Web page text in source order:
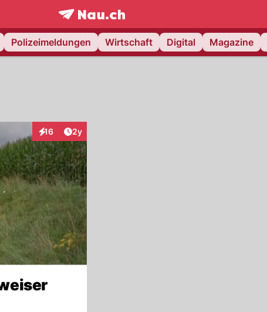
frontpage.NAU.ch
Polizeimeldungen Wirtschaft Digital Magazine
16
InteraktionenArtikel veröffentlicht:
2y